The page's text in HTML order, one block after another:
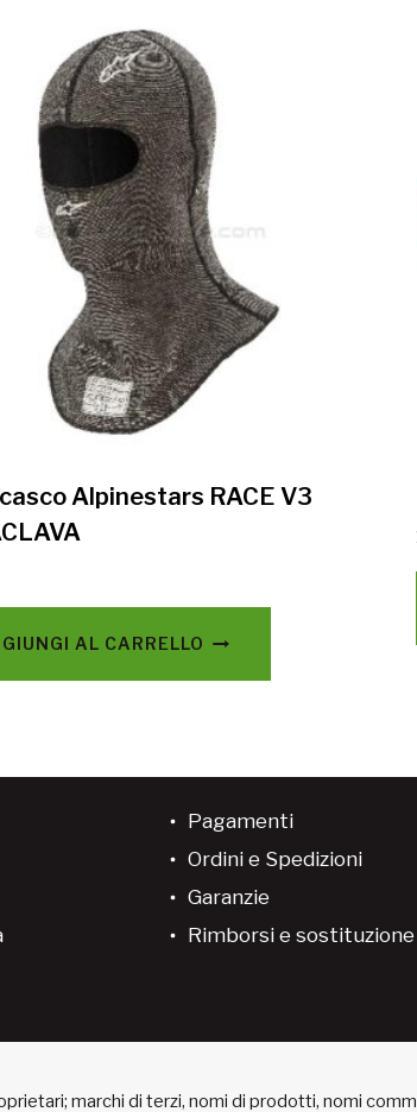
Alpinestars RACE V3
AL CARRELLO
Pagamenti
Ordini e Spedizioni
Garanzie
Rimborsi e
marchi di terzi, nomi di prodotti, nomi